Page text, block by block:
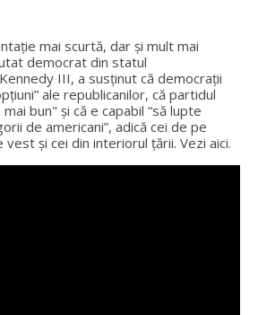
mai scurtă, dar şi mult mai
democrat din statul
III, a susținut că democrații
ale republicanilor, că partidul
bun" și că e capabil “să lupte
de americani”, adică cei de pe
şi cei din interiorul ţării. Vezi aici.